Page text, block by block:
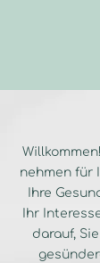
nehmen für
Ihre
Ihr
darauf,